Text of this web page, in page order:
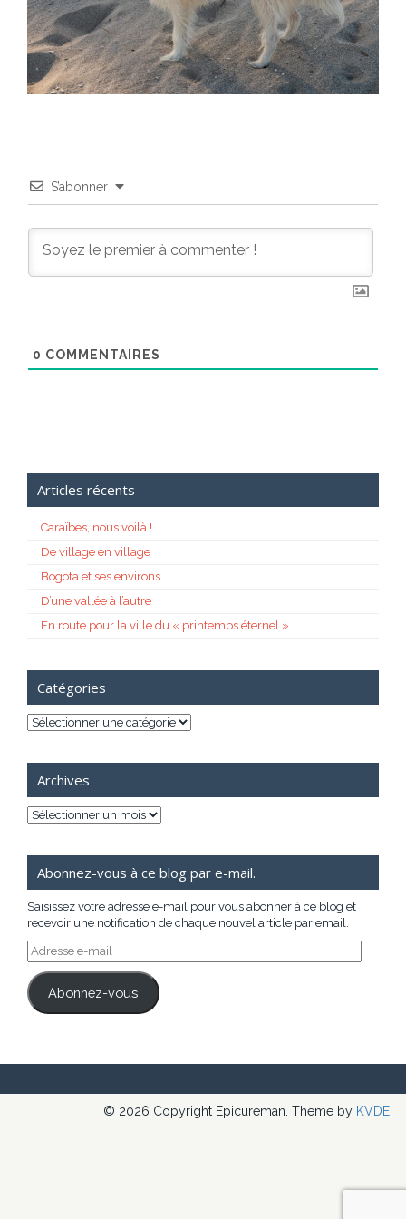
S’abonner
0 COMMENTAIRES
Articles récents
Caraïbes, nous voilà !
De village en village
Bogota et ses environs
D’une vallée à l’autre
En route pour la ville du « printemps éternel »
Catégories
Catégories
Archives
Archives
Abonnez-vous à ce blog par e-mail.
Saisissez votre adresse e-mail pour vous abonner à ce blog et
recevoir une notification de chaque nouvel article par email.
Adresse
e-
mail
Abonnez-vous
© 2026 Copyright Epicureman. Theme by KVDE.